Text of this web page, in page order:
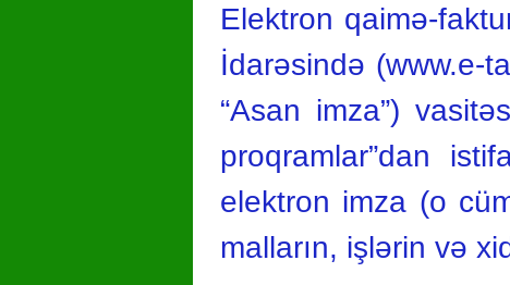
Elektron qaimə-
İdarəsində (www.e-
“Asan imza”)
proqramlar”dan
elektron imza (o
malların, işlərin və